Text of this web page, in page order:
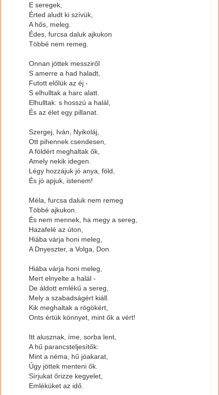
E seregek,
Érted aludt ki szívük,
A hős, meleg.
Édes, furcsa daluk ajkukon
Többé nem remeg.
Onnan jöttek messziről
S amerre a had haladt,
Futott előlük az éj -
S elhulltak a harc alatt.
Elhulltak: s hosszú a halál,
És az élet egy pillanat.
Szergej, Iván, Nyikoláj,
Ott pihennek csendesen,
A földért meghaltak ők,
Amely nekik idegen.
Légy hozzájuk jó anya, föld,
És jó apjuk, istenem!
Méla, furcsa daluk nem remeg
Többé ajkukon.
És nem mennek, ha megy a sereg,
Hazafelé az úton,
Hiába várja honi meleg,
A Dnyeszter, a Volga, Don.
Hiába várja honi meleg,
Mert elnyelte a halál -
De áldott emlékű a sereg,
Mely a szabadságért kiáll.
Kik meghaltak a rögökért,
Onts értük könnyet, mint ők a vért!
Itt alusznak, íme, sorba lent,
A hű parancsteljesítők:
Mint a néma, hű jóakarat,
Úgy jöttek menteni ők.
Sírjukat őrizze kegyelet,
Emléküket az idő.